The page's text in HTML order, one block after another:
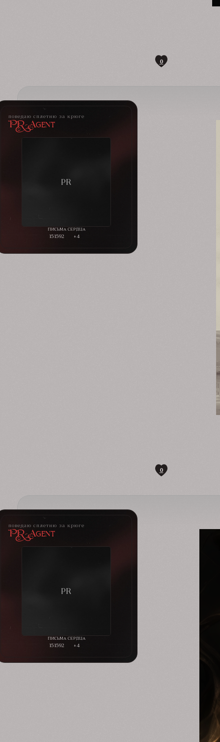
0
поведаю сплетню за крюге
PR-Agent
151592 +4
0
поведаю сплетню за крюге
PR-Agent
151592 +4